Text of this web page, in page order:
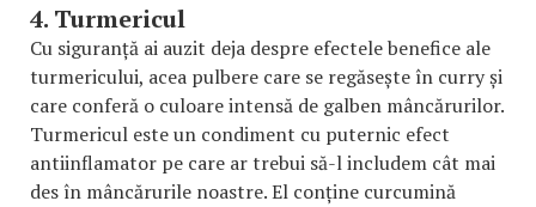
4. Turmericul
Cu siguranță ai auzit deja despre efectele benefice ale
turmericului, acea pulbere care se regăsește în curry și
care conferă o culoare intensă de galben mâncărurilor.
Turmericul este un condiment cu puternic efect
antiinflamator pe care ar trebui să-l includem cât mai
des în mâncărurile noastre. El conține curcumină